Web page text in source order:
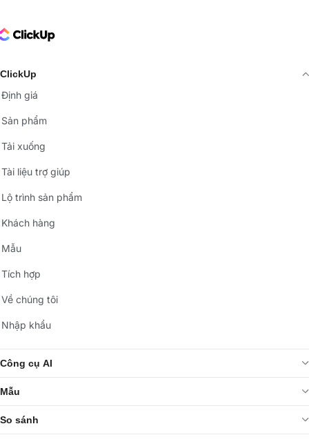
Logo
ClickUp
Định giá
Sản phẩm
Tải xuống
Tài liệu trợ giúp
Lộ trình sản phẩm
Khách hàng
Mẫu
Tích hợp
Về chúng tôi
Nhập khẩu
Công cụ AI
Mẫu
So sánh